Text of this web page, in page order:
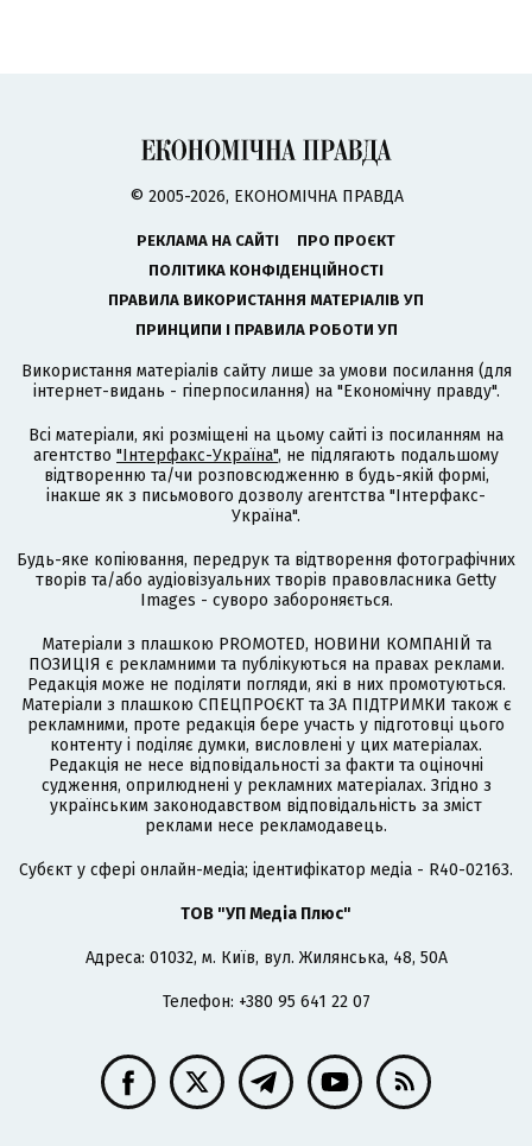
© 2005-2026, ЕКОНОМІЧНА ПРАВДА
РЕКЛАМА НА САЙТІ
ПРО ПРОЄКТ
ПОЛІТИКА КОНФІДЕНЦІЙНОСТІ
ПРАВИЛА ВИКОРИСТАННЯ МАТЕРІАЛІВ УП
ПРИНЦИПИ І ПРАВИЛА РОБОТИ УП
Використання матеріалів сайту лише за умови посилання (для
інтернет-видань - гіперпосилання) на "Економічну правду".
Всі матеріали, які розміщені на цьому сайті із посиланням на
агентство "Інтерфакс-Україна", не підлягають подальшому
відтворенню та/чи розповсюдженню в будь-якій формі,
інакше як з письмового дозволу агентства "Інтерфакс-
Україна".
Будь-яке копіювання, передрук та відтворення фотографічних
творів та/або аудіовізуальних творів правовласника Getty
Images - суворо забороняється.
Матеріали з плашкою PROMOTED, НОВИНИ КОМПАНІЙ та
ПОЗИЦІЯ є рекламними та публікуються на правах реклами.
Редакція може не поділяти погляди, які в них промотуються.
Матеріали з плашкою СПЕЦПРОЄКТ та ЗА ПІДТРИМКИ також є
рекламними, проте редакція бере участь у підготовці цього
контенту і поділяє думки, висловлені у цих матеріалах.
Редакція не несе відповідальності за факти та оціночні
судження, оприлюднені у рекламних матеріалах. Згідно з
українським законодавством відповідальність за зміст
реклами несе рекламодавець.
Cубєкт у сфері онлайн-медіа; ідентифікатор медіа - R40-02163.
ТОВ "УП Медіа Плюс"
Адреса: 01032, м. Київ, вул. Жилянська, 48, 50А
Телефон: +380 95 641 22 07